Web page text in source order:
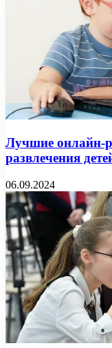
Лучшие онлайн-
развлечения
06.09.2024